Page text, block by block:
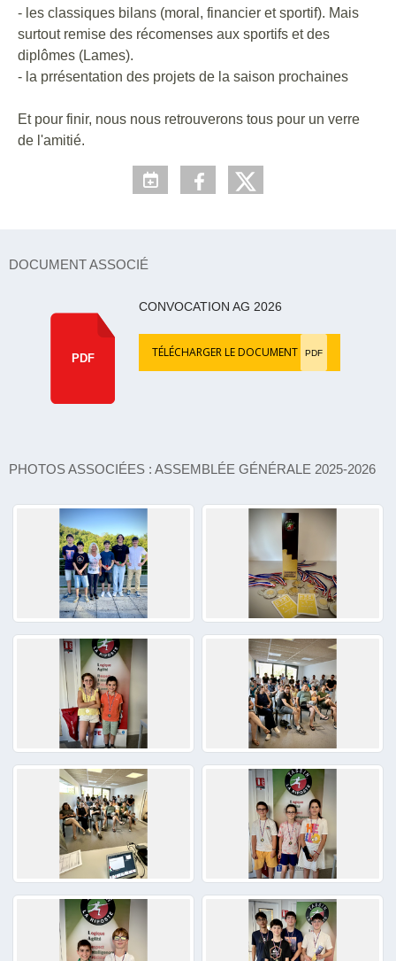
- les classiques bilans (moral, financier et sportif). Mais
surtout remise des récomenses aux sportifs et des
diplômes (Lames).
- la prrésentation des projets de la saison prochaines
Et pour finir, nous nous retrouverons tous pour un verre
de l'amitié.
DOCUMENT ASSOCIÉ
PDF
CONVOCATION AG 2026
TÉLÉCHARGER LE DOCUMENT PDF
PHOTOS ASSOCIÉES : ASSEMBLÉE GÉNÉRALE 2025-2026